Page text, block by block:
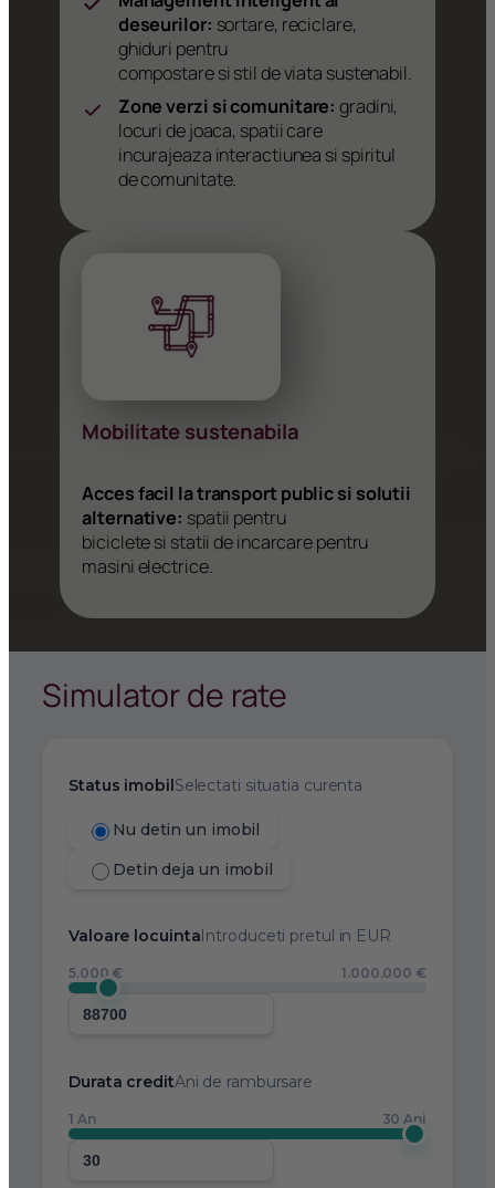
deseurilor: sortare, reciclare,
ghiduri pentru
compostare si stil de viata sustenabil.
Zone verzi si comunitare: gradini,
locuri de joaca, spatii care
incurajeaza interactiunea si spiritul
de comunitate.
Mobilitate sustenabila
Acces facil la transport public si solutii
alternative: spatii pentru
biciclete si statii de incarcare pentru
masini electrice.
Simulator de rate
Status imobil Selectati situatia curenta
Nu detin un imobil
Detin deja un imobil
Valoare locuinta Introduceti pretul in EUR
5.000 € 1.000.000 €
Durata creditAni de rambursare
1 An 30 Ani